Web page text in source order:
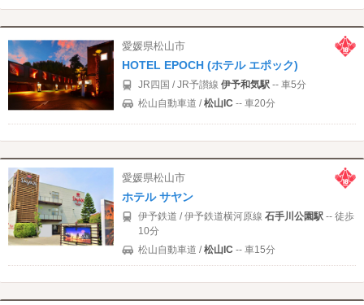
愛媛県松山市
HOTEL EPOCH (ホテル エポック)
JR四国 / JR予讃線 伊予和気駅 -- 車5分
松山自動車道 /松山IC -- 車20分
愛媛県松山市
ホテル サヤン
伊予鉄道 / 伊予鉄道横河原線 石手川公園駅 -- 徒歩
10分
松山自動車道 /松山IC -- 車15分